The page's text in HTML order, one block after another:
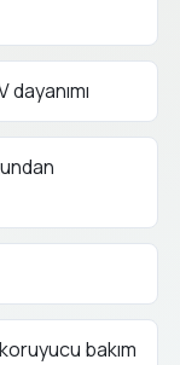
bakım